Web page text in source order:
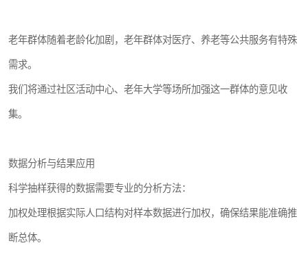
老年群体随着老龄化加剧，老年群体对医疗、养老等公共服务有特殊
需求。
我们将通过社区活动中心、老年大学等场所加强这一群体的意见收
集。
数据分析与结果应用
科学抽样获得的数据需要专业的分析方法：
加权处理根据实际人口结构对样本数据进行加权，确保结果能准确推
断总体。